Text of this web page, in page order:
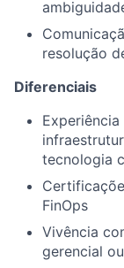
resolução
Diferenciais
tecnologia
FinOps
Vivência
gerencial